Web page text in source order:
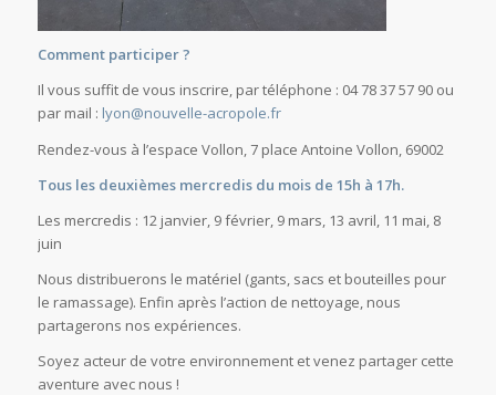
Comment participer ?
Il vous suffit de vous inscrire, par téléphone : 04 78 37 57 90 ou
par mail : lyon@nouvelle-acropole.fr
Rendez-vous à l’espace Vollon, 7 place Antoine Vollon, 69002
Tous les deuxièmes mercredis du mois de 15h à 17h.
Les mercredis : 12 janvier, 9 février, 9 mars, 13 avril, 11 mai, 8
juin
Nous distribuerons le matériel (gants, sacs et bouteilles pour
le ramassage). Enfin après l’action de nettoyage, nous
partagerons nos expériences.
Soyez acteur de votre environnement et venez partager cette
aventure avec nous !